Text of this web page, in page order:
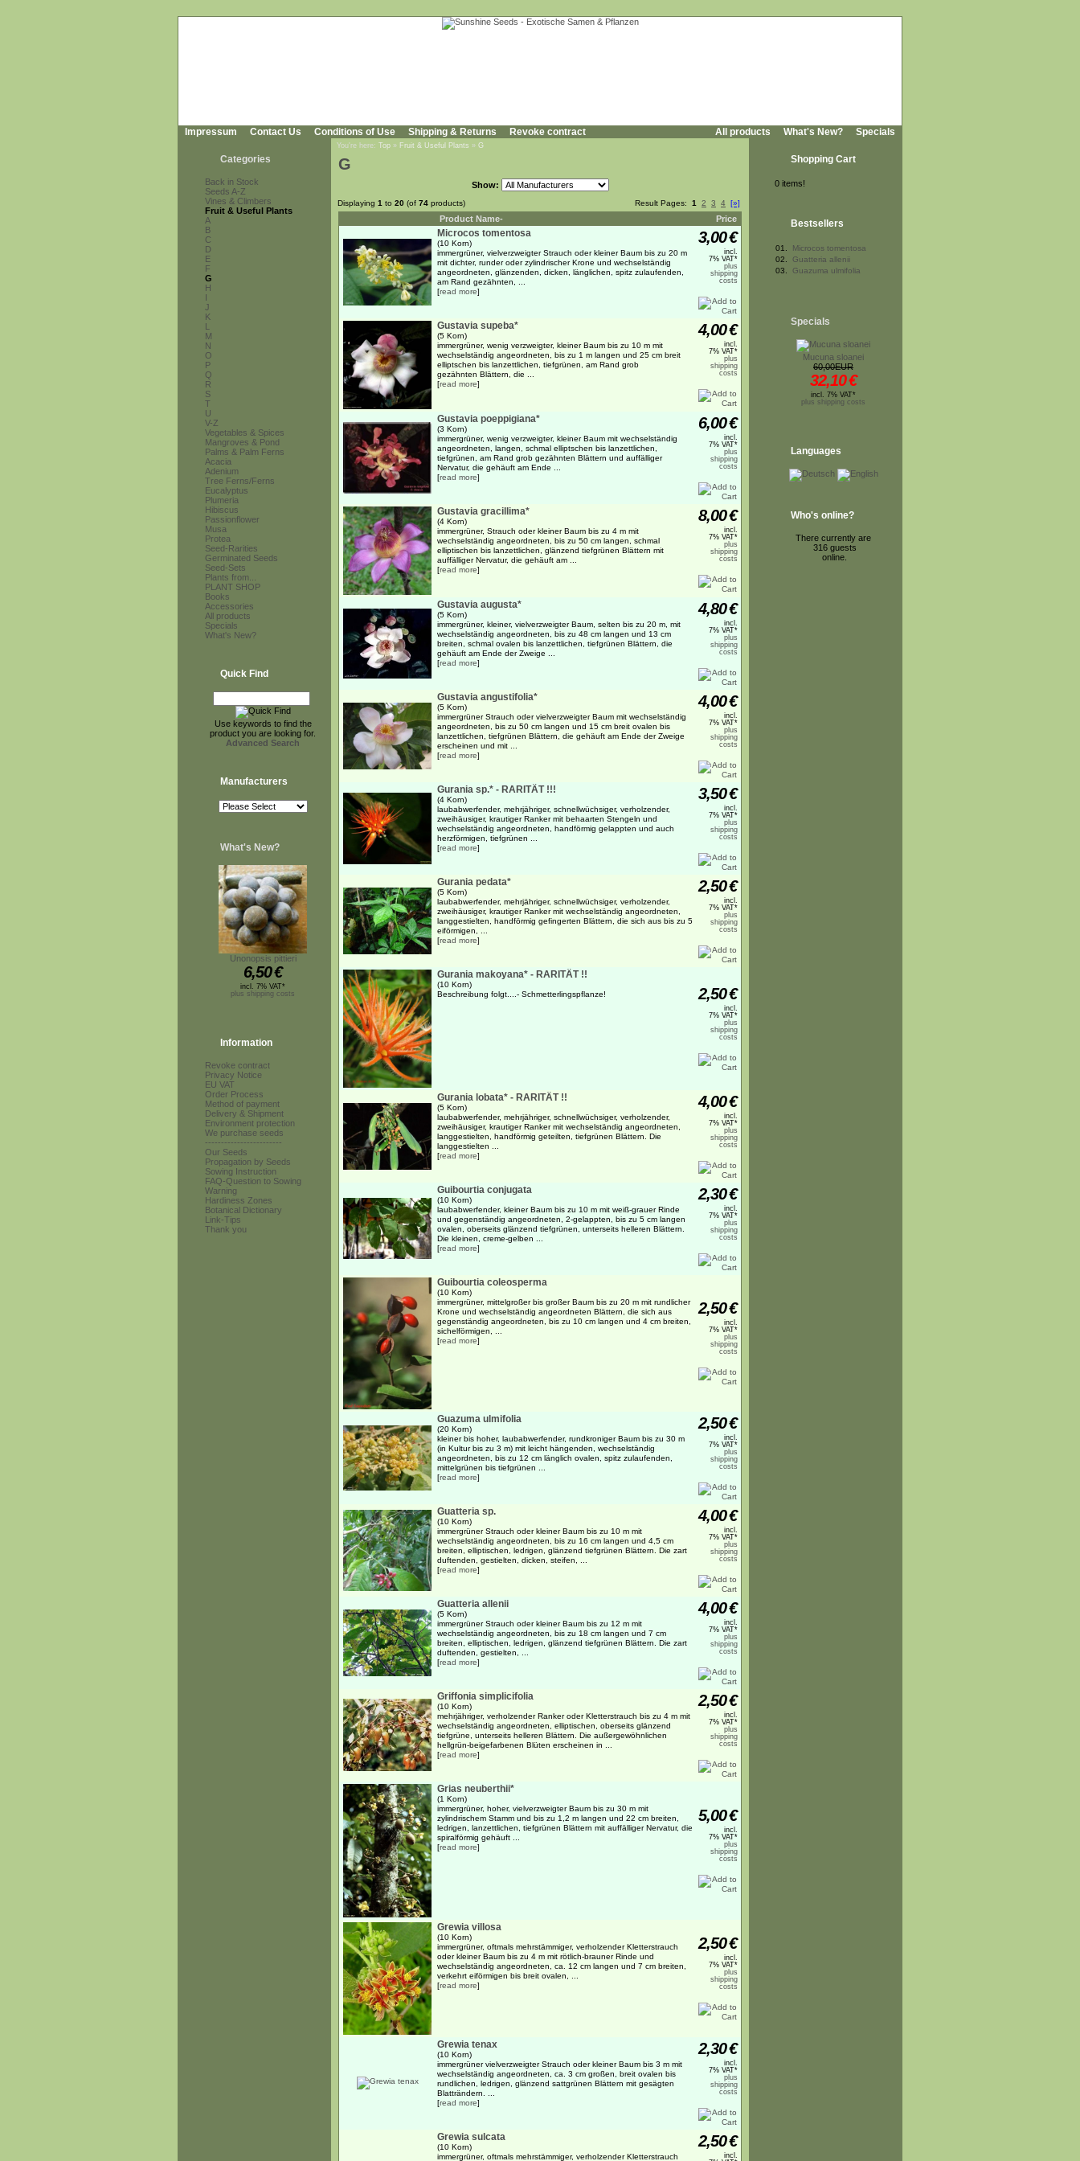
Impressum Contact Us Conditions of Use Shipping & Returns Revoke contract All products What's New? Specials
Categories
Back in Stock
Seeds A-Z
Vines & Climbers
Fruit & Useful Plants
A
B
C
D
E
F
G
H
I
J
K
L
M
N
O
P
Q
R
S
T
U
V-Z
Vegetables & Spices
Mangroves & Pond
Palms & Palm Ferns
Acacia
Adenium
Tree Ferns/Ferns
Eucalyptus
Plumeria
Hibiscus
Passionflower
Musa
Protea
Seed-Rarities
Germinated Seeds
Seed-Sets
Plants from...
PLANT SHOP
Books
Accessories
All products
Specials
What's New?
Quick Find
Use keywords to find the
product you are looking for.
Advanced Search
Manufacturers
What's New?
Unonopsis pittieri
6,50€
incl. 7% VAT*
plus shipping costs
Information
Revoke contract
Privacy Notice
EU VAT
Order Process
Method of payment
Delivery & Shipment
Environment protection
We purchase seeds
------------------------
Our Seeds
Propagation by Seeds
Sowing Instruction
FAQ-Question to Sowing
Warning
Hardiness Zones
Botanical Dictionary
Link-Tips
Thank you
You're here: Top » Fruit & Useful Plants » G
G
Show:
Displaying 1 to 20 (of 74 products) Result Pages: 1 2 3 4 [»]
Product Name- Price
Microcos tomentosa
(10 Korn)
immergrüner, vielverzweigter Strauch oder kleiner Baum bis zu 20 m
mit dichter, runder oder zylindrischer Krone und wechselständig
angeordneten, glänzenden, dicken, länglichen, spitz zulaufenden,
am Rand gezähnten, ...
[read more]
3,00€
incl.
7% VAT*
plus
shipping
costs
Gustavia supeba*
(5 Korn)
immergrüner, wenig verzweigter, kleiner Baum bis zu 10 m mit
wechselständig angeordneten, bis zu 1 m langen und 25 cm breit
elliptschen bis lanzettlichen, tiefgrünen, am Rand grob
gezähnten Blättern, die ...
[read more]
4,00€
incl.
7% VAT*
plus
shipping
costs
Gustavia poeppigiana*
(3 Korn)
immergrüner, wenig verzweigter, kleiner Baum mit wechselständig
angeordneten, langen, schmal elliptschen bis lanzettlichen,
tiefgrünen, am Rand grob gezähnten Blättern und auffälliger
Nervatur, die gehäuft am Ende ...
[read more]
6,00€
incl.
7% VAT*
plus
shipping
costs
Gustavia gracillima*
(4 Korn)
immergrüner, Strauch oder kleiner Baum bis zu 4 m mit
wechselständig angeordneten, bis zu 50 cm langen, schmal
elliptischen bis lanzettlichen, glänzend tiefgrünen Blättern mit
auffälliger Nervatur, die gehäuft am ...
[read more]
8,00€
incl.
7% VAT*
plus
shipping
costs
Gustavia augusta*
(5 Korn)
immergrüner, kleiner, vielverzweigter Baum, selten bis zu 20 m, mit
wechselständig angeordneten, bis zu 48 cm langen und 13 cm
breiten, schmal ovalen bis lanzettlichen, tiefgrünen Blättern, die
gehäuft am Ende der Zweige ...
[read more]
4,80€
incl.
7% VAT*
plus
shipping
costs
Gustavia angustifolia*
(5 Korn)
immergrüner Strauch oder vielverzweigter Baum mit wechselständig
angeordneten, bis zu 50 cm langen und 15 cm breit ovalen bis
lanzettlichen, tiefgrünen Blättern, die gehäuft am Ende der Zweige
erscheinen und mit ...
[read more]
4,00€
incl.
7% VAT*
plus
shipping
costs
Gurania sp.* - RARITÄT !!!
(4 Korn)
laubabwerfender, mehrjähriger, schnellwüchsiger, verholzender,
zweihäusiger, krautiger Ranker mit behaarten Stengeln und
wechselständig angeordneten, handförmig gelappten und auch
herzförmigen, tiefgrünen ...
[read more]
3,50€
incl.
7% VAT*
plus
shipping
costs
Gurania pedata*
(5 Korn)
laubabwerfender, mehrjähriger, schnellwüchsiger, verholzender,
zweihäusiger, krautiger Ranker mit wechselständig angeordneten,
langgestielten, handförmig gefingerten Blättern, die sich aus bis zu 5
eiförmigen, ...
[read more]
2,50€
incl.
7% VAT*
plus
shipping
costs
Gurania makoyana* - RARITÄT !!
(10 Korn)
Beschreibung folgt....- Schmetterlingspflanze!
2,50€
incl.
7% VAT*
plus
shipping
costs
Gurania lobata* - RARITÄT !!
(5 Korn)
laubabwerfender, mehrjähriger, schnellwüchsiger, verholzender,
zweihäusiger, krautiger Ranker mit wechselständig angeordneten,
langgestielten, handförmig geteilten, tiefgrünen Blättern. Die
langgestielten ...
[read more]
4,00€
incl.
7% VAT*
plus
shipping
costs
Guibourtia conjugata
(10 Korn)
laubabwerfender, kleiner Baum bis zu 10 m mit weiß-grauer Rinde
und gegenständig angeordneten, 2-gelappten, bis zu 5 cm langen
ovalen, oberseits glänzend tiefgrünen, unterseits helleren Blättern.
Die kleinen, creme-gelben ...
[read more]
2,30€
incl.
7% VAT*
plus
shipping
costs
Guibourtia coleosperma
(10 Korn)
immergrüner, mittelgroßer bis großer Baum bis zu 20 m mit rundlicher
Krone und wechselständig angeordneten Blättern, die sich aus
gegenständig angeordneten, bis zu 10 cm langen und 4 cm breiten,
sichelförmigen, ...
[read more]
2,50€
incl.
7% VAT*
plus
shipping
costs
Guazuma ulmifolia
(20 Korn)
kleiner bis hoher, laubabwerfender, rundkroniger Baum bis zu 30 m
(in Kultur bis zu 3 m) mit leicht hängenden, wechselständig
angeordneten, bis zu 12 cm länglich ovalen, spitz zulaufenden,
mittelgrünen bis tiefgrünen ...
[read more]
2,50€
incl.
7% VAT*
plus
shipping
costs
Guatteria sp.
(10 Korn)
immergrüner Strauch oder kleiner Baum bis zu 10 m mit
wechselständig angeordneten, bis zu 16 cm langen und 4,5 cm
breiten, elliptischen, ledrigen, glänzend tiefgrünen Blättern. Die zart
duftenden, gestielten, dicken, steifen, ...
[read more]
4,00€
incl.
7% VAT*
plus
shipping
costs
Guatteria allenii
(5 Korn)
immergrüner Strauch oder kleiner Baum bis zu 12 m mit
wechselständig angeordneten, bis zu 18 cm langen und 7 cm
breiten, elliptischen, ledrigen, glänzend tiefgrünen Blättern. Die zart
duftenden, gestielten, ...
[read more]
4,00€
incl.
7% VAT*
plus
shipping
costs
Griffonia simplicifolia
(10 Korn)
mehrjähriger, verholzender Ranker oder Kletterstrauch bis zu 4 m mit
wechselständig angeordneten, elliptischen, oberseits glänzend
tiefgrüne, unterseits helleren Blättern. Die außergewöhnlichen
hellgrün-beigefarbenen Blüten erscheinen in ...
[read more]
2,50€
incl.
7% VAT*
plus
shipping
costs
Grias neuberthii*
(1 Korn)
immergrüner, hoher, vielverzweigter Baum bis zu 30 m mit
zylindrischem Stamm und bis zu 1,2 m langen und 22 cm breiten,
ledrigen, lanzettlichen, tiefgrünen Blättern mit auffälliger Nervatur, die
spiralförmig gehäuft ...
[read more]
5,00€
incl.
7% VAT*
plus
shipping
costs
Grewia villosa
(10 Korn)
immergrüner, oftmals mehrstämmiger, verholzender Kletterstrauch
oder kleiner Baum bis zu 4 m mit rötlich-brauner Rinde und
wechselständig angeordneten, ca. 12 cm langen und 7 cm breiten,
verkehrt eiförmigen bis breit ovalen, ...
[read more]
2,50€
incl.
7% VAT*
plus
shipping
costs
Grewia tenax
(10 Korn)
immergrüner vielverzweigter Strauch oder kleiner Baum bis 3 m mit
wechselständig angeordneten, ca. 3 cm großen, breit ovalen bis
rundlichen, ledrigen, glänzend sattgrünen Blättern mit gesägten
Blatträndern. ...
[read more]
2,30€
incl.
7% VAT*
plus
shipping
costs
Grewia sulcata
(10 Korn)
immergrüner, oftmals mehrstämmiger, verholzender Kletterstrauch
2,50€
incl.
Shopping Cart
0 items!
Bestsellers
01.
Microcos tomentosa
02.
Guatteria allenii
03.
Guazuma ulmifolia
Specials
Mucuna sloanei
60,00EUR
32,10€
incl. 7% VAT*
plus shipping costs
Languages
Who's online?
There currently are
316 guests
online.